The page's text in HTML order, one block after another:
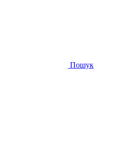
Пошук